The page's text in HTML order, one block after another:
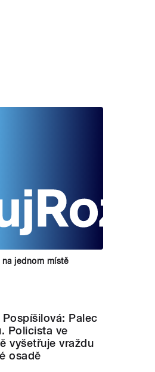
jednom místě
Palec
Policista ve
vyšetřuje vraždu
osadě